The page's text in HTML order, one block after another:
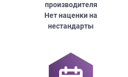
производителя
Нет наценки на
нестандарты